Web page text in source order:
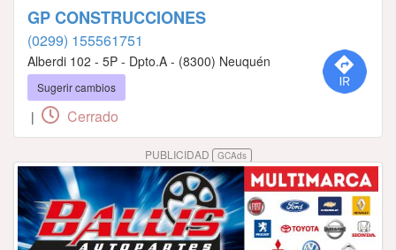
GP CONSTRUCCIONES
(0299) 155561751
Alberdi 102 - 5P - Dpto.A - (8300) Neuquén
Sugerir cambios
| Cerrado
PUBLICIDAD GCAds